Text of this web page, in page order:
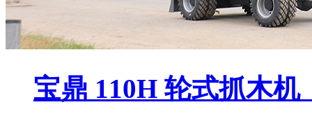
宝鼎 110H 轮式抓木